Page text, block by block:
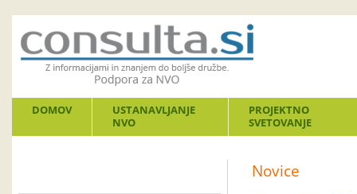
DOMOV
USTANAVLJANJE
NVO
PROJEKTNO
SVETOVANJE
Novice